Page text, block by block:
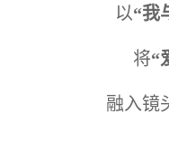
以“我
将“
融入镜